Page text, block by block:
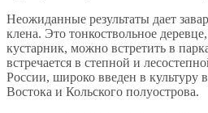
Неожиданные результаты дает
клена. Это тонкоствольное
кустарник, можно встретить в
встречается в степной и
России, широко введен в культуру
Востока и Кольского полуострова.